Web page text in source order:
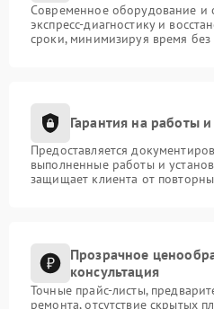
Современное оборудование и
экспресс-диагностику и
сроки, минимизируя время без
Гарантия на работы и
Предоставляется
выполненные работы и
защищает клиента от
Прозрачное
консультация
Точные прайс-листы,
ремонта, отсутствие скрытых